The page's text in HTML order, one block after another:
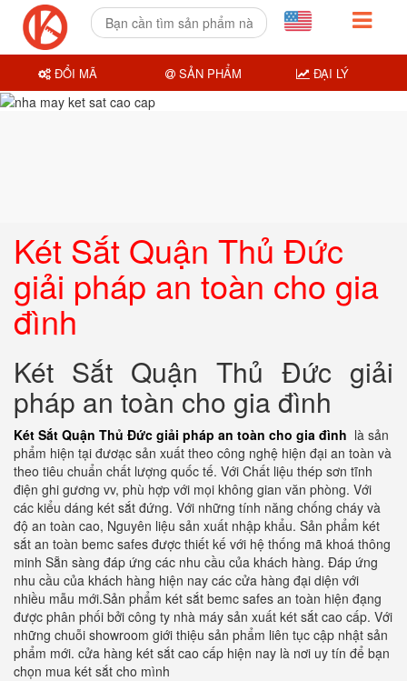
Két Sắt Quận Thủ Đức
giải pháp an toàn cho gia
đình
Két Sắt Quận Thủ Đức giải
pháp an toàn cho gia đình
Két Sắt Quận Thủ Đức giải pháp an toàn cho gia đình là sản
phẩm hiện tại đươạc sản xuất theo công nghệ hiện đại an toàn và
theo tiêu chuẩn chất lượng quốc tế. Với Chất liệu thép sơn tĩnh
điện ghi gương vv, phù hợp với mọi không gian văn phòng. Với
các kiểu dáng két sắt đứng. Với những tính năng chống cháy và
độ an toàn cao, Nguyên liệu sản xuất nhập khẩu. Sản phẩm két
sắt an toàn bemc safes được thiết kế với hệ thống mã khoá thông
minh Sẵn sàng đáp ứng các nhu cầu của khách hàng. Đáp ứng
nhu cầu của khách hàng hiện nay các cửa hàng đại diện với
nhiều mẫu mới.Sản phẩm két sắt bemc safes an toàn hiện đạng
được phân phối bởi công ty nhà máy sản xuất két sắt cao cấp. Với
những chuỗi showroom giới thiệu sản phẩm liên tục cập nhật sản
phẩm mới. cửa hàng két sắt cao cấp hiện nay là nơi uy tín để bạn
chọn mua két sắt cho mình
ĐỔI MÃ SẢN PHẨM ĐẠI LÝ